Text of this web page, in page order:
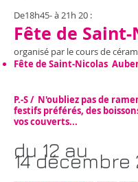
De18h45- à 21h 20 :
​Fête de
organisé par le cours de
Fête de Saint-Nicolas
P.-S / N'oubliez pas de
festifs préférés, des
vos couverts...
du 12 au
14décembre